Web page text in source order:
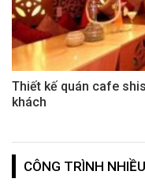
Thiết kế quán cafe
khách
CÔNG TRÌNH